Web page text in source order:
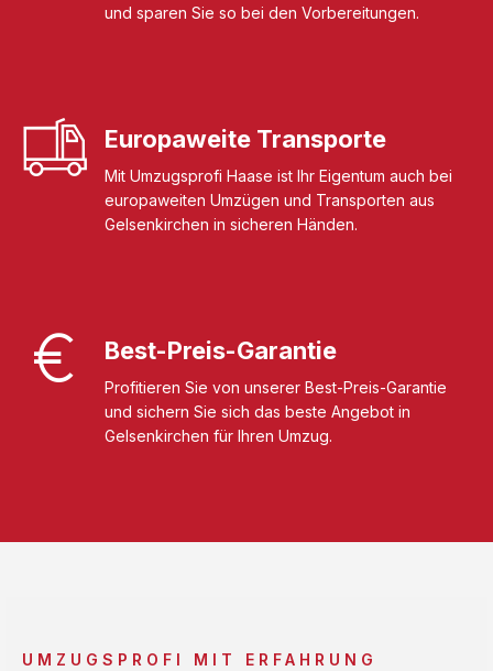
und sparen Sie so bei den Vorbereitungen.
Europaweite Transporte
Mit Umzugsprofi Haase ist Ihr Eigentum auch bei
europaweiten Umzügen und Transporten aus
Gelsenkirchen in sicheren Händen.
Best-Preis-Garantie
Profitieren Sie von unserer Best-Preis-Garantie
und sichern Sie sich das beste Angebot in
Gelsenkirchen für Ihren Umzug.
UMZUGSPROFI MIT ERFAHRUNG